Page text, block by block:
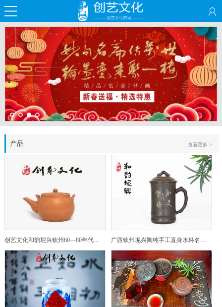
产品 查看更多 >
创艺文化和韵坭兴钦州60—80年代坭兴陶老壶——玉奎壶 广西钦州坭兴陶纯手工直身水杯名家陶瓷大师紫砂建水紫陶